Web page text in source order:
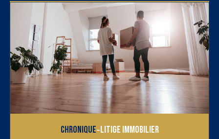
Chronique-Litige immobilier